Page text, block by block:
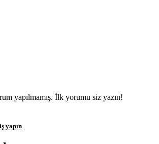
yapılmamış. İlk yorumu siz yazın!
yapın